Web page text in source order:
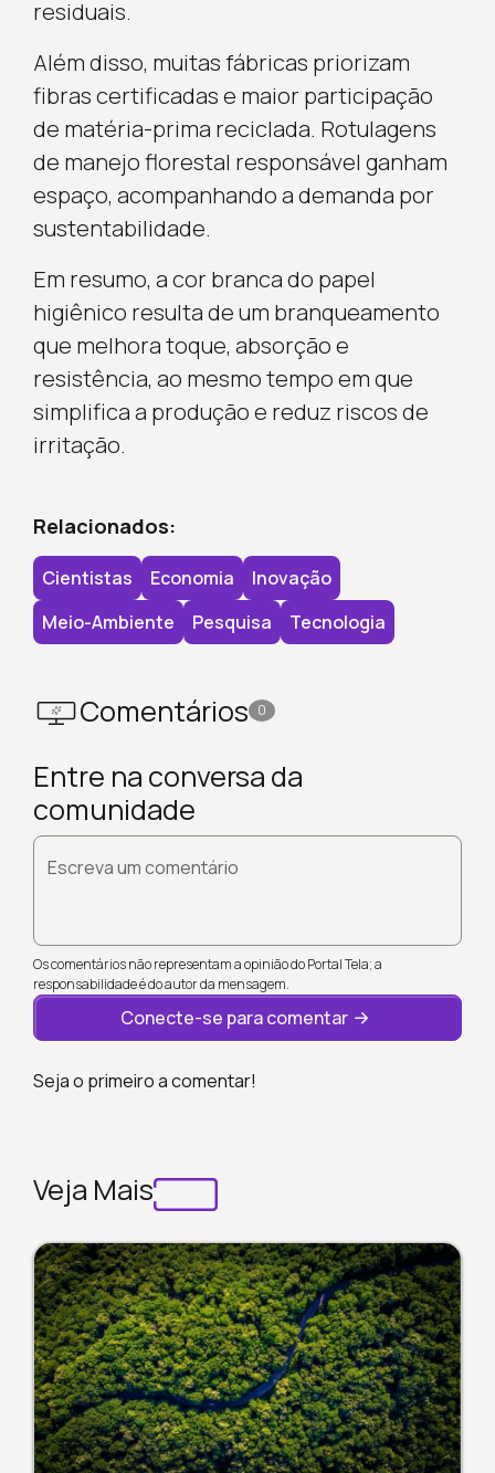
residuais.
Além disso, muitas fábricas priorizam
fibras certificadas e maior participação
de matéria-prima reciclada. Rotulagens
de manejo florestal responsável ganham
espaço, acompanhando a demanda por
sustentabilidade.
Em resumo, a cor branca do papel
higiênico resulta de um branqueamento
que melhora toque, absorção e
resistência, ao mesmo tempo em que
simplifica a produção e reduz riscos de
irritação.
Relacionados:
Cientistas Economia
Inovação
Meio-Ambiente
Pesquisa Tecnologia
Comentários 0
Entre na conversa da
comunidade
Escreva um comentário
Os comentários não representam a opinião do Portal Tela; a
responsabilidade é do autor da mensagem.
Conecte-se para comentar
Seja o primeiro a comentar!
Veja Mais